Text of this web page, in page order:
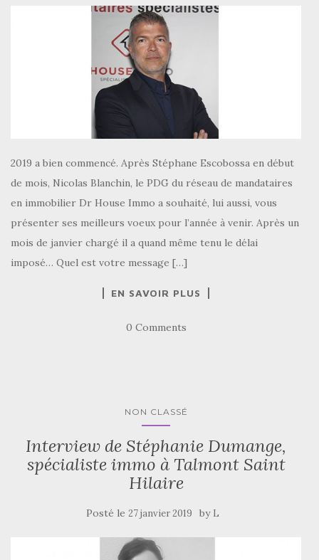
2019 a bien commencé. Après Stéphane Escobossa en début
de mois, Nicolas Blanchin, le PDG du réseau de mandataires
en immobilier Dr House Immo a souhaité, lui aussi, vous
présenter ses meilleurs voeux pour l’année à venir. Après un
mois de janvier chargé il a quand même tenu le délai
imposé… Quel est votre message […]
EN SAVOIR PLUS
0 Comments
NON CLASSÉ
Interview de Stéphanie Dumange,
spécialiste immo à Talmont Saint
Hilaire
Posté le 27 janvier 2019 by L